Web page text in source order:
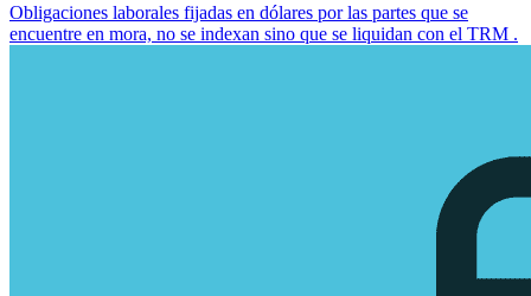
Obligaciones laborales fijadas en dólares por las partes que se
encuentre en mora, no se indexan sino que se liquidan con el TRM .